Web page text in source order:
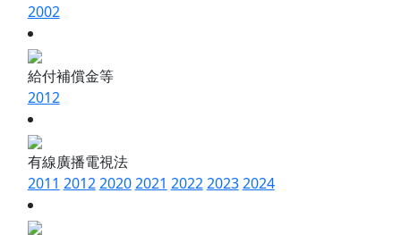
2002
給付補償金等
2012
有線廣播電視法
2011 201220202021 202220232024